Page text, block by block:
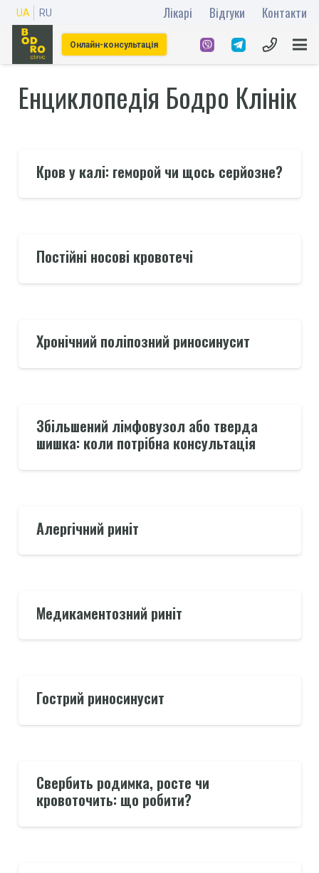
UA RU Лікарі Відгуки Контакти
Онлайн-консультація
Енциклопедія Бодро Клінік
Кров у калі: геморой чи щось серйозне?
Постійні носові кровотечі
Хронічний поліпозний риносинусит
Збільшений лімфовузол або тверда
шишка: коли потрібна консультація
Алергічний риніт
Медикаментозний риніт
Гострий риносинусит
Свербить родимка, росте чи
кровоточить: що робити?